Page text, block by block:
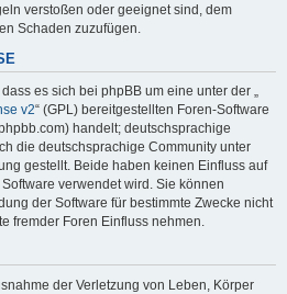
verstoßen oder geeignet sind, dem
Schaden zuzufügen.
es sich bei phpBB um eine unter der „
v2“ (GPL) bereitgestellten Foren-Software
handelt; deutschsprachige
die deutschsprachige Community unter
gestellt. Beide haben keinen Einfluss auf
verwendet wird. Sie können
der Software für bestimmte Zwecke nicht
fremder Foren Einfluss nehmen.
der Verletzung von Leben, Körper